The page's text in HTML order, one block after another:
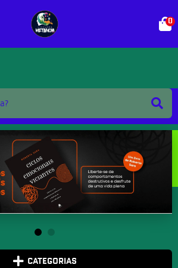
0
CATEGORIAS